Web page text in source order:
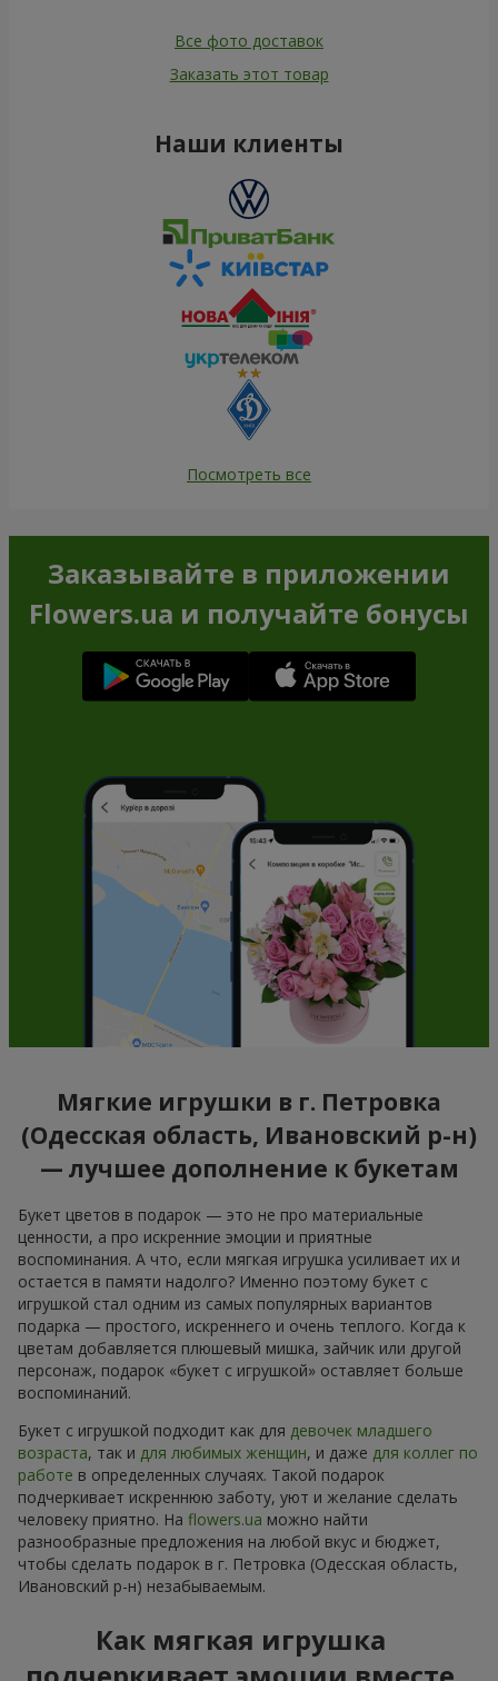
Все фото доставок
Заказать этот товар
Наши клиенты
Посмотреть все
Заказывайте в приложении
Flowers.ua и получайте бонусы
Мягкие игрушки в г. Петровка
(Одесская область, Ивановский р-н)
— лучшее дополнение к букетам
Букет цветов в подарок — это не про материальные
ценности, а про искренние эмоции и приятные
воспоминания. А что, если мягкая игрушка усиливает их и
остается в памяти надолго? Именно поэтому букет с
игрушкой стал одним из самых популярных вариантов
подарка — простого, искреннего и очень теплого. Когда к
цветам добавляется плюшевый мишка, зайчик или другой
персонаж, подарок «букет с игрушкой» оставляет больше
воспоминаний.
Букет с игрушкой подходит как для девочек младшего
возраста, так и для любимых женщин, и даже для коллег по
работе в определенных случаях. Такой подарок
подчеркивает искреннюю заботу, уют и желание сделать
человеку приятно. На flowers.ua можно найти
разнообразные предложения на любой вкус и бюджет,
чтобы сделать подарок в г. Петровка (Одесская область,
Ивановский р-н) незабываемым.
Как мягкая игрушка